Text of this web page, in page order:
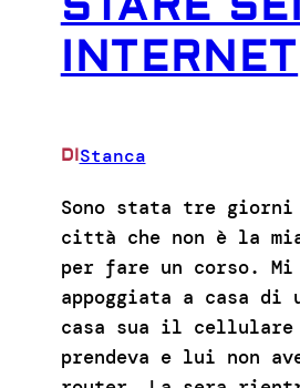
INTERNET
DIStanca
Sono stata tre giorni
città che non è la
per fare un corso. Mi
appoggiata a casa di
casa sua il cellulare
prendeva e lui non